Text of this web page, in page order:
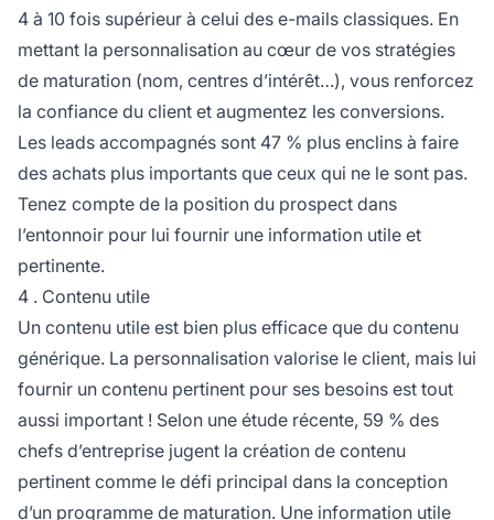
4 à 10 fois supérieur à celui des e-mails classiques. En
mettant la personnalisation au cœur de vos stratégies
de maturation (nom, centres d’intérêt…), vous renforcez
la confiance du client et augmentez les conversions.
Les leads accompagnés sont 47 % plus enclins à faire
des achats plus importants que ceux qui ne le sont pas.
Tenez compte de la position du prospect dans
l’entonnoir pour lui fournir une information utile et
pertinente.
4 . Contenu utile
Un contenu utile est bien plus efficace que du contenu
générique. La personnalisation valorise le client, mais lui
fournir un contenu pertinent pour ses besoins est tout
aussi important ! Selon une étude récente, 59 % des
chefs d’entreprise jugent la création de contenu
pertinent comme le défi principal dans la conception
d’un programme de maturation. Une information utile